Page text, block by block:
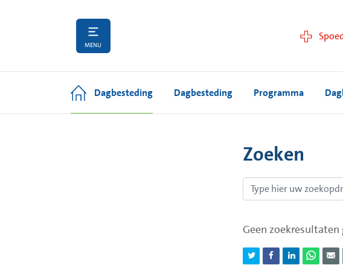
MENU
Dagbesteding Dagbesteding Programma
Zoeken
Geen zoekresultaten